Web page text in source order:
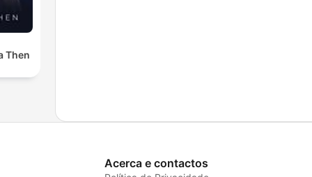
Then
Acerca e contactos